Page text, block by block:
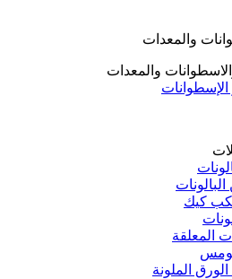
والمعدات
والمعدات
الإسطوانات
كيك
المعلقة
بومس
الملونة